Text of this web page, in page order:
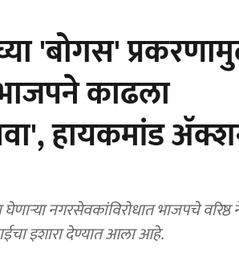
'बोगस'
काढला
हायकमांड
घेणाऱ्या नगरसेवकांविरोधात भाजपचे
इशारा देण्यात आला आहे.